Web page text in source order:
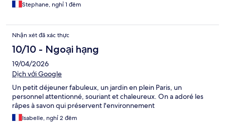
Stephane, nghỉ 1 đêm
Nhận xét đã xác thực
10/10 - Ngoại hạng
19/04/2026
Dịch với Google
Un petit déjeuner fabuleux, un jardin en plein Paris, un
personnel attentionné, souriant et chaleureux. On a adoré les
râpes à savon qui préservent l'environnement
Isabelle, nghỉ 2 đêm